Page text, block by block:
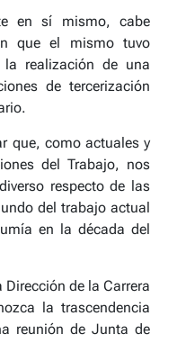
en sí mismo, cabe
que el mismo tuvo
realización de una
de tercerización
que, como actuales y
del Trabajo, nos
respecto de las
del trabajo actual
en la década del
de la Carrera
la trascendencia
reunión de Junta de